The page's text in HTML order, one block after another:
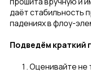
Привет!
покупку!
даёт стабильность
падениях в флоу-
Подведём краткий
Оценивайте не